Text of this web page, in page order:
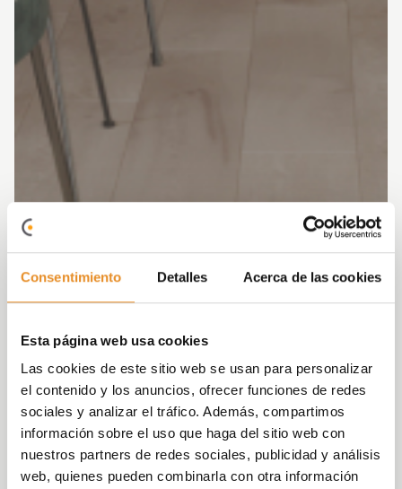
Consentimiento Detalles Acerca de las cookies
Esta página web usa cookies
Las cookies de este sitio web se usan para personalizar
el contenido y los anuncios, ofrecer funciones de redes
sociales y analizar el tráfico. Además, compartimos
información sobre el uso que haga del sitio web con
nuestros partners de redes sociales, publicidad y análisis
web, quienes pueden combinarla con otra información